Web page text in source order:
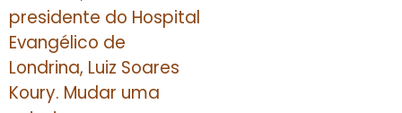
presidente do Hospital
Evangélico de
Londrina, Luiz Soares
Koury. Mudar uma